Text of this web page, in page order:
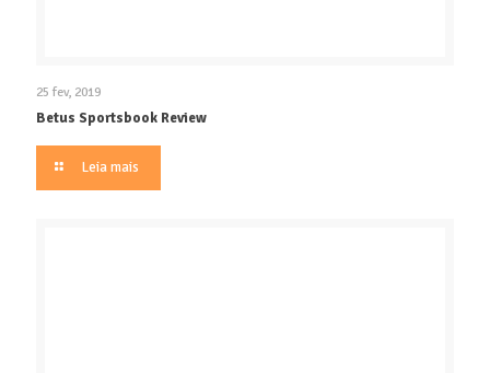
25 fev, 2019
Betus Sportsbook Review
Leia mais